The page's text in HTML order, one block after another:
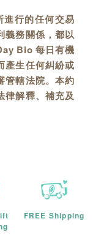
行的任何交易
義務關係，都以
Bio 每日有機
產生任何糾紛或
管轄法院。本約
律解釋、補充及
FREE Shipping